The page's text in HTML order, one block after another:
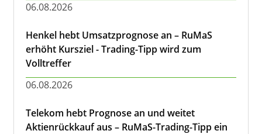
06.08.2026
Henkel hebt Umsatzprognose an – RuMaS
erhöht Kursziel - Trading-Tipp wird zum
Volltreffer
06.08.2026
Telekom hebt Prognose an und weitet
Aktienrückkauf aus – RuMaS-Trading-Tipp ein